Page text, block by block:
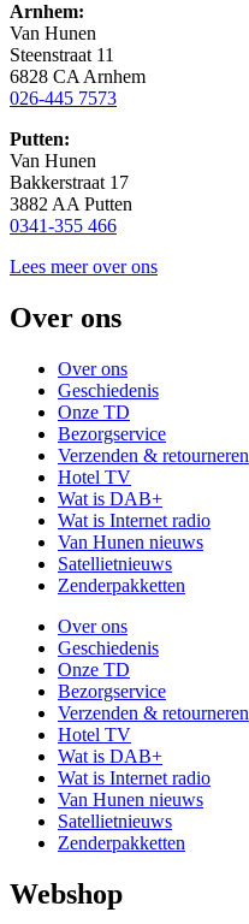
Arnhem:
Van Hunen
Steenstraat 11
6828 CA Arnhem
026-445 7573
Putten:
Van Hunen
Bakkerstraat 17
3882 AA Putten
0341-355 466
Lees meer over ons
Over ons
Over ons
Geschiedenis
Onze TD
Bezorgservice
Verzenden & retourneren
Hotel TV
Wat is DAB+
Wat is Internet radio
Van Hunen nieuws
Satellietnieuws
Zenderpakketten
Over ons
Geschiedenis
Onze TD
Bezorgservice
Verzenden & retourneren
Hotel TV
Wat is DAB+
Wat is Internet radio
Van Hunen nieuws
Satellietnieuws
Zenderpakketten
Webshop